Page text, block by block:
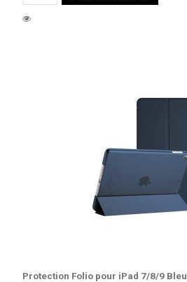
Protection Folio pour iPad 7/8/9 Bleu